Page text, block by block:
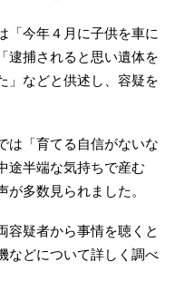
「今年４月に子供を車に
逮捕されると思い遺体を
」などと供述し、容疑を
は「育てる自信がないな
途半端な気持ちで産む
多数見られました。
容疑者から事情を聴くと
などについて詳しく調べ